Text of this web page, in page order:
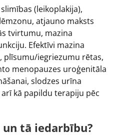
(leikoplakija),
atjauno maksts
tvirtumu, mazina
Efektīvi mazina
iegriezumu rētas,
menopauzes uroģenitāla
slodzes urīna
kā papildu terapiju pēc
un tā iedarbību?